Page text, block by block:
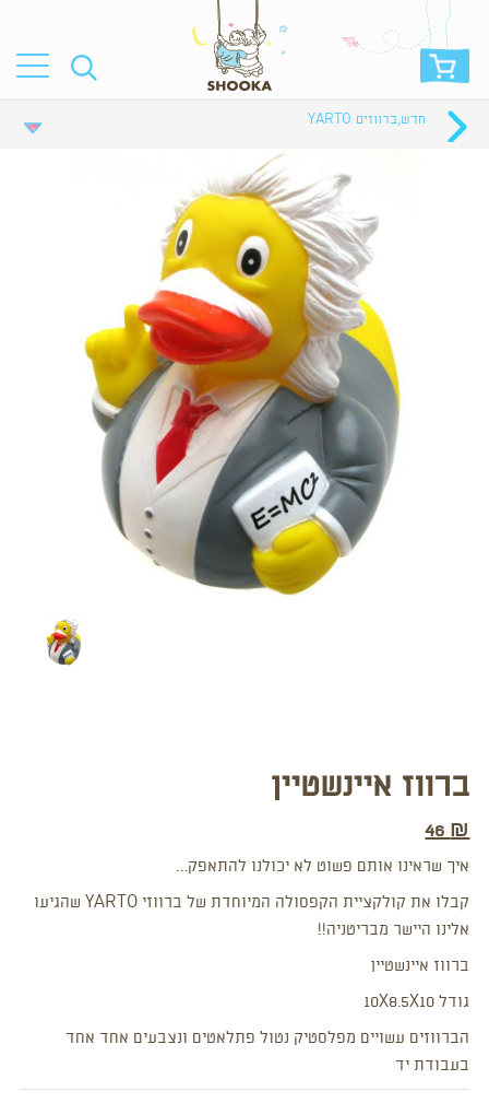
חדש,ברווזים YARTO
ברווז איינשטיין
46 ₪
איך שראינו אותם פשוט לא יכולנו להתאפק…
קבלו את קולקציית הקפסולה המיוחדת של ברווזי YARTO שהגיעו
אלינו היישר מבריטניה!!
ברווז איינשטיין
גודל 10X8.5X10
הברווזים עשויים מפלסטיק נטול פתלאטים ונצבעים אחד אחד
בעבודת יד